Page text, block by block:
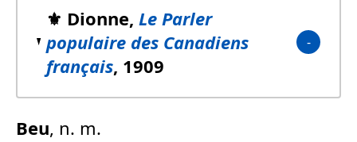
⚜️ Dionne, Le Parler
populaire des Canadiens
français, 1909
Beu, n. m.